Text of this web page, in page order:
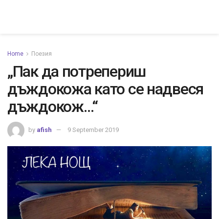
Home Поезия
„Пак да потрепериш
дъждокожа като се надвеся
дъждокож…“
by afish 9 September 2019